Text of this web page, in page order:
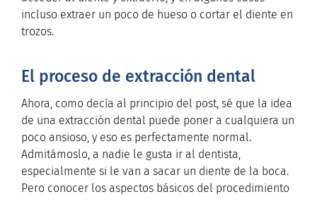
incluso extraer un poco de hueso o cortar el diente en
trozos.
El proceso de extracción dental
Ahora, como decía al principio del post, sé que la idea
de una extracción dental puede poner a cualquiera un
poco ansioso, y eso es perfectamente normal.
Admitámoslo, a nadie le gusta ir al dentista,
especialmente si le van a sacar un diente de la boca.
Pero conocer los aspectos básicos del procedimiento